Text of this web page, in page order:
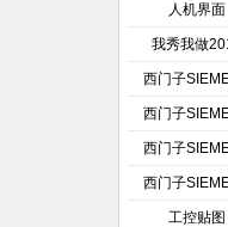
人机界面
我秀我做
西门子
西门子
西门子
西门子
工控贴图